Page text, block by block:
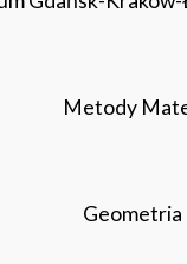
Metody